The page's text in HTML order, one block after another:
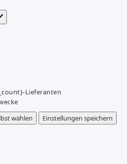
Lieferanten
wählen
Einstellungen speichern